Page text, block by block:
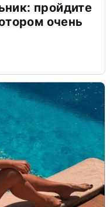
пройдите
очень